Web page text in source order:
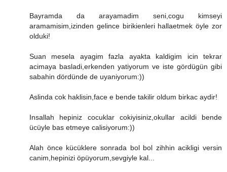
Bayramda da arayamadim seni,cogu kimseyi
aramamisim,izinden gelince birikienleri hallaetmek öyle zor
olduki!
Suan mesela ayagim fazla ayakta kaldigim icin tekrar
acimaya basladi,erkenden yatiyorum ve iste gördügün gibi
sabahin dördünde de uyaniyorum:))
Aslinda cok haklisin,face e bende takilir oldum birkac aydir!
Insallah hepiniz cocuklar cokiyisiniz,okullar acildi bende
ücüyle bas etmeye calisiyorum:))
Alah önce kücüklere sonrada bol bol zihhin acikligi versin
canim,hepinizi öpüyorum,sevgiyle kal...